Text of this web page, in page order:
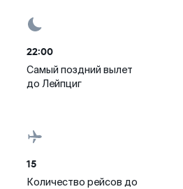
22:00
Самый поздний вылет
до Лейпциг
15
Количество рейсов до